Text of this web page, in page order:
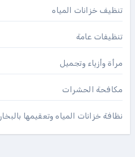
تنظيف خزانات المياه
تنظيفات عامة
مرأة وأزياء وتجميل
مكافحة الحشرات
نظافة خزانات المياه وتعقيمها بالبخار